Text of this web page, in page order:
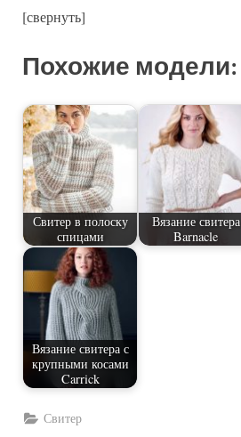
[свернуть]
Похожие модели:
Свитер в полоску
спицами
Вязание свитера
Barnacle
Вязание свитера с
крупными косами
Carrick
Свитер